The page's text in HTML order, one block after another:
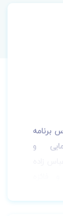
برنامه
و
فائزه